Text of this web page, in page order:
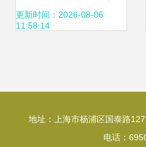
道路货物运输代理
更新时间：2026-08-06
11:58:14
地址：上海市杨浦区国泰路
电话：